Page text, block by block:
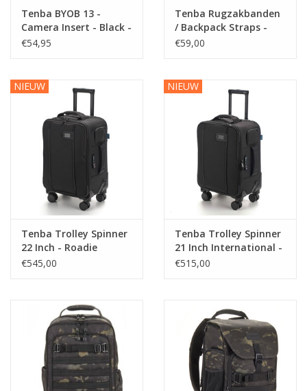
Tenba BYOB 13 -
Camera Insert - Black -
636-632
€54,95
Tenba Rugzakbanden
/ Backpack Straps -
Roadie
€59,00
NIEUW
Tenba Trolley Spinner
22 Inch - Roadie
€545,00
NIEUW
Tenba Trolley Spinner
21 Inch International -
Roadie
€515,00